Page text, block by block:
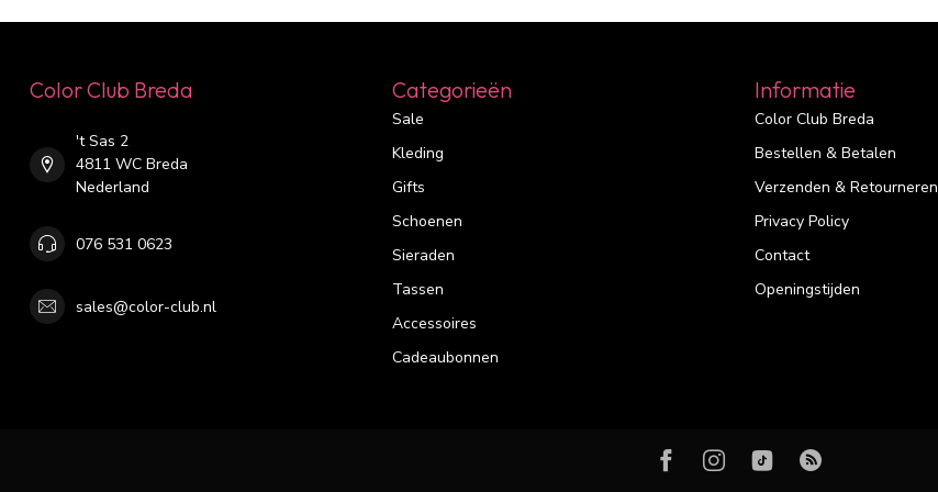
Color Club Breda
't Sas 2
4811 WC Breda
Nederland
076 531 0623
sales@color-club.nl
Categorieën
Sale
Kleding
Gifts
Schoenen
Sieraden
Tassen
Accessoires
Cadeaubonnen
Informatie
Color Club Breda
Bestellen & Betalen
Verzenden & Retourneren
Privacy Policy
Contact
Openingstijden